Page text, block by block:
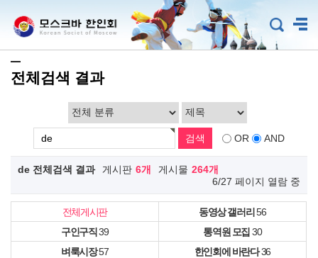
전체검색 결과
OR AND
de 전체검색 결과 게시판 6개 게시물 264개
6/27 페이지 열람 중
전체게시판 동영상 갤러리 56
구인구직 39 통역원 모집 30
벼룩시장57 한인회에 바란다 36